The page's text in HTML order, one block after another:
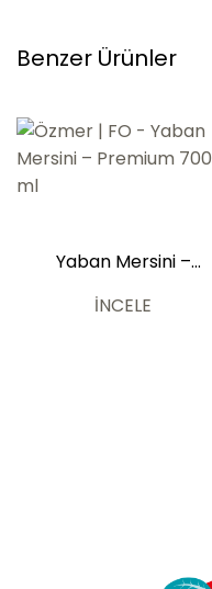
Benzer Ürünler
Yaban Mersini –
İNCELE